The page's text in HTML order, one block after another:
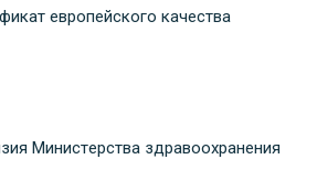
европейского качества
Министерства здравоохранения